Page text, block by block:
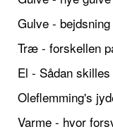
Gulve -
Træ - forskellen
El - Sådan
Oleflemming's
Varme - hvor